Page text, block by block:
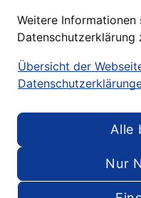
Weitere
Datenschutzerklärung
Übersicht der
Nur
Alle